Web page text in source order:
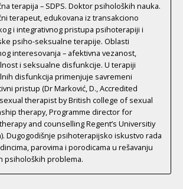
terapija – SDPS. Doktor psiholoških nauka.
terapeut, edukovana iz transakciono
i integrativnog pristupa psihoterapiji i
psiho-seksualne terapije. Oblasti
interesovanja – afektivna vezanost,
i seksualne disfunkcije. U terapiji
disfunkcija primenjuje savremeni
pristup (Dr Marković, D., Accredited
therapist by British college of sexual
therapy, Programme director for
and counselling Regent’s Universitiy
Dugogodišnje psihoterapijsko iskustvo rada
parovima i porodicama u rešavanju
psiholoških problema.